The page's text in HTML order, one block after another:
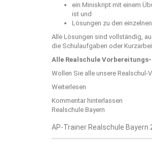
ein Miniskript mit einem
ist und
Lösungen zu den
Alle Lösungen sind vollständig,
die Schulaufgaben oder
Alle Realschule
Wollen Sie alle unsere
Weiterlesen
Kommentar hinterlassen
Realschule Bayern
AP-Trainer Realschule Bayern